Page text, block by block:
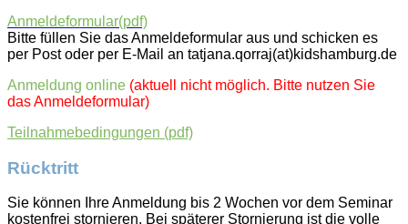
Anmeldeformular(pdf)
Bitte füllen Sie das Anmeldeformular aus und schicken es
per Post oder per E-Mail an tatjana.qorraj(at)kidshamburg.de
Anmeldung online (aktuell nicht möglich. Bitte nutzen Sie
das Anmeldeformular)
Teilnahmebedingungen (pdf)
Rücktritt
Sie können Ihre Anmeldung bis 2 Wochen vor dem Seminar
kostenfrei stornieren. Bei späterer Stornierung ist die volle